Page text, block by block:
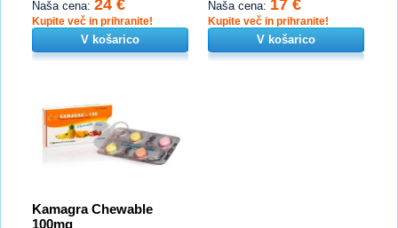
Naša cena: 24 €
Kupite več in prihranite!
V košarico
Naša cena: 17 €
Kupite več in prihranite!
V košarico
Kamagra Chewable
100mg